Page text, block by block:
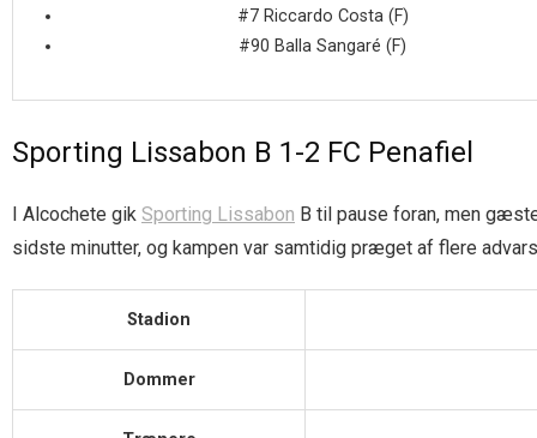
#7 Riccardo Costa (F)
#90 Balla Sangaré (F)
Sporting Lissabon B 1-2 FC Penafiel
I Alcochete gik Sporting Lissabon B til pause foran, men
sidste minutter, og kampen var samtidig præget af flere
Stadion
Dommer